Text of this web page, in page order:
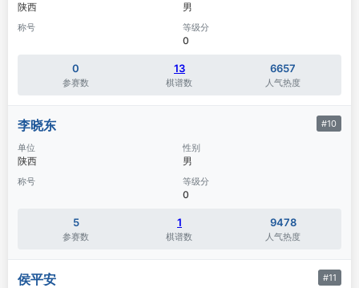
陕西 男
称号 等级分
0
0
参赛数
13
棋谱数
6657
人气热度
李晓东 #10
单位
陕西
性别
男
称号 等级分
0
5
参赛数
1
棋谱数
9478
人气热度
侯平安 #11